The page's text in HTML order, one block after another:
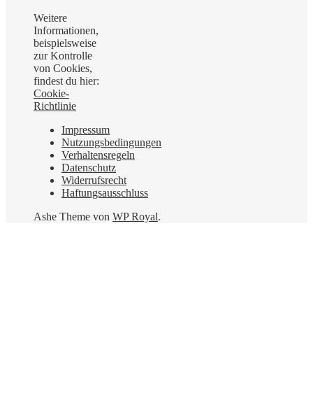
Weitere
Informationen,
beispielsweise
zur Kontrolle
von Cookies,
findest du hier:
Cookie-
Richtlinie
Impressum
Nutzungsbedingungen
Verhaltensregeln
Datenschutz
Widerrufsrecht
Haftungsausschluss
Ashe Theme von WP Royal.